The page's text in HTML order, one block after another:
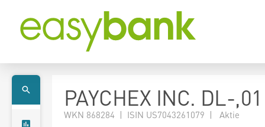
PAYCHEX INC. DL-,01
WKN 868284 | ISIN US7043261079 | Aktie